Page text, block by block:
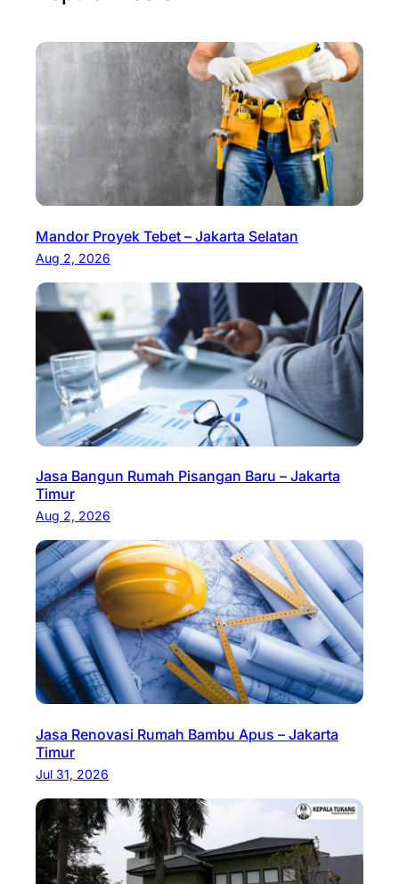
Mandor Proyek Tebet – Jakarta Selatan
Aug 2, 2026
Jasa Bangun Rumah Pisangan Baru – Jakarta
Timur
Aug 2, 2026
Jasa Renovasi Rumah Bambu Apus – Jakarta
Timur
Jul 31, 2026